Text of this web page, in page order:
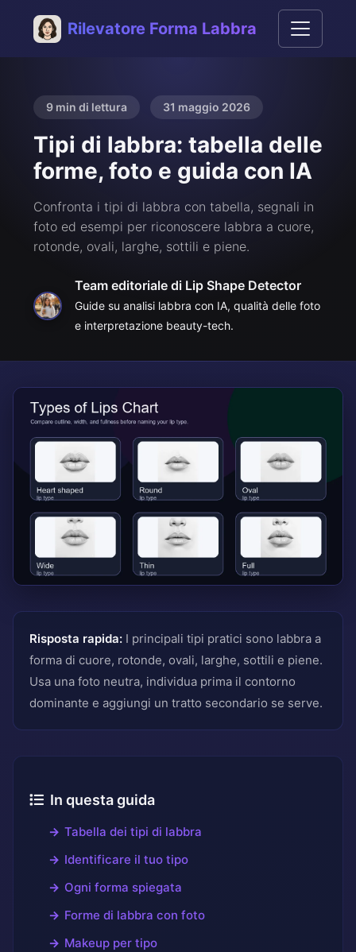
Rilevatore Forma Labbra
9 min di lettura 31 maggio 2026
Tipi di labbra: tabella delle
forme, foto e guida con IA
Confronta i tipi di labbra con tabella, segnali in
foto ed esempi per riconoscere labbra a cuore,
rotonde, ovali, larghe, sottili e piene.
Team editoriale di Lip Shape Detector
Guide su analisi labbra con IA, qualità delle foto
e interpretazione beauty-tech.
Risposta rapida: I principali tipi pratici sono labbra a
forma di cuore, rotonde, ovali, larghe, sottili e piene.
Usa una foto neutra, individua prima il contorno
dominante e aggiungi un tratto secondario se serve.
In questa guida
Tabella dei tipi di labbra
Identificare il tuo tipo
Ogni forma spiegata
Forme di labbra con foto
Makeup per tipo